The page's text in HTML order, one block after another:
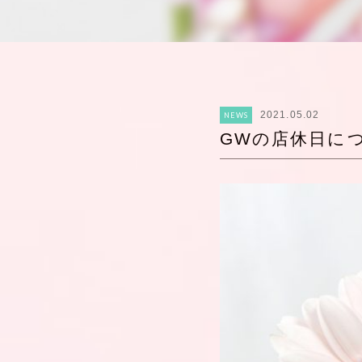
NEWS 2021.05.02
GWの店休日に